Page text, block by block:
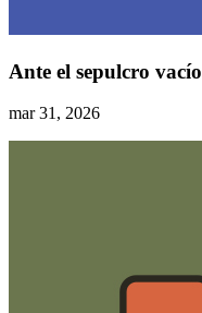
Ante el sepulcro vacío
mar 31, 2026